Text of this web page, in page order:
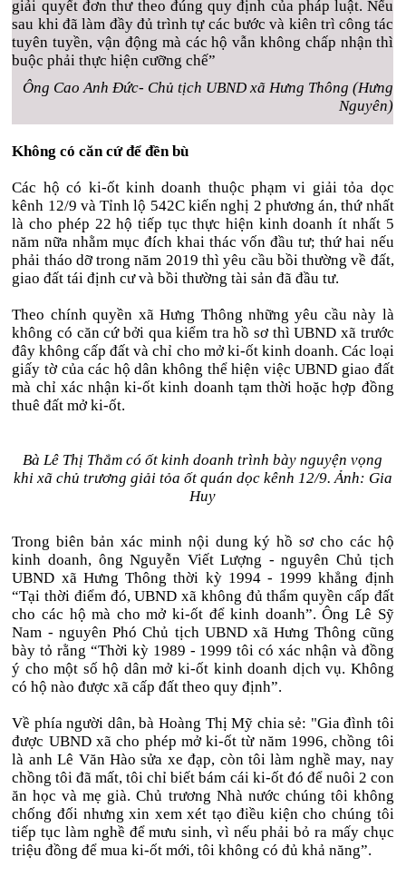
giải quyết đơn thư theo đúng quy định của pháp luật. Nếu
sau khi đã làm đầy đủ trình tự các bước và kiên trì công tác
tuyên tuyền, vận động mà các hộ vẫn không chấp nhận thì
buộc phải thực hiện cưỡng chế”
Ông Cao Anh Đức- Chủ tịch UBND xã Hưng Thông (Hưng
Nguyên)
Không có căn cứ để đền bù
Các hộ có ki-ốt kinh doanh thuộc phạm vi giải tỏa dọc
kênh 12/9 và Tỉnh lộ 542C kiến nghị 2 phương án, thứ nhất
là cho phép 22 hộ tiếp tục thực hiện kinh doanh ít nhất 5
năm nữa nhằm mục đích khai thác vốn đầu tư; thứ hai nếu
phải tháo dỡ trong năm 2019 thì yêu cầu bồi thường về đất,
giao đất tái định cư và bồi thường tài sản đã đầu tư.
Theo chính quyền xã Hưng Thông những yêu cầu này là
không có căn cứ bởi qua kiểm tra hồ sơ thì UBND xã trước
đây không cấp đất và chỉ cho mở ki-ốt kinh doanh. Các loại
giấy tờ của các hộ dân không thể hiện việc UBND giao đất
mà chỉ xác nhận ki-ốt kinh doanh tạm thời hoặc hợp đồng
thuê đất mở ki-ốt.
Bà Lê Thị Thắm có ốt kinh doanh trình bày nguyện vọng
khi xã chủ trương giải tỏa ốt quán dọc kênh 12/9. Ảnh: Gia
Huy
Trong biên bản xác minh nội dung ký hồ sơ cho các hộ
kinh doanh, ông Nguyễn Viết Lượng - nguyên Chủ tịch
UBND xã Hưng Thông thời kỳ 1994 - 1999 khẳng định
“Tại thời điểm đó, UBND xã không đủ thẩm quyền cấp đất
cho các hộ mà cho mở ki-ốt để kinh doanh”. Ông Lê Sỹ
Nam - nguyên Phó Chủ tịch UBND xã Hưng Thông cũng
bày tỏ rằng “Thời kỳ 1989 - 1999 tôi có xác nhận và đồng
ý cho một số hộ dân mở ki-ốt kinh doanh dịch vụ. Không
có hộ nào được xã cấp đất theo quy định”.
Về phía người dân, bà Hoàng Thị Mỹ chia sẻ: "Gia đình tôi
được UBND xã cho phép mở ki-ốt từ năm 1996, chồng tôi
là anh Lê Văn Hào sửa xe đạp, còn tôi làm nghề may, nay
chồng tôi đã mất, tôi chỉ biết bám cái ki-ốt đó để nuôi 2 con
ăn học và mẹ già. Chủ trương Nhà nước chúng tôi không
chống đối nhưng xin xem xét tạo điều kiện cho chúng tôi
tiếp tục làm nghề để mưu sinh, vì nếu phải bỏ ra mấy chục
triệu đồng để mua ki-ốt mới, tôi không có đủ khả năng”.